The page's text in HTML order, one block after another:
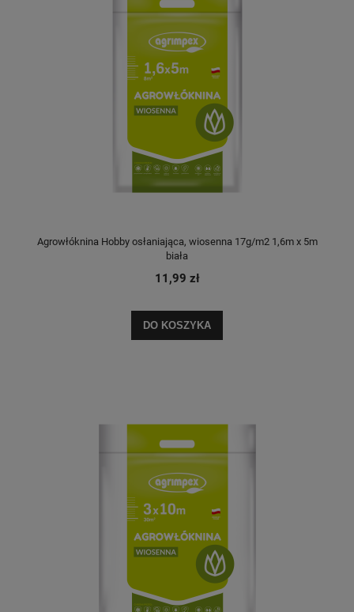
Agrowłóknina Hobby osłaniająca, wiosenna 17g/m2 1,6m x 5m
biała
11,99 zł
DO KOSZYKA